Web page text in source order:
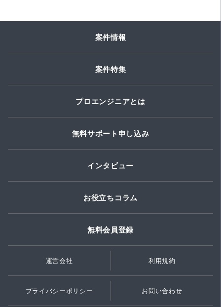
案件情報
案件特集
プロエンジニアとは
無料サポート申し込み
インタビュー
お役立ちコラム
無料会員登録
運営会社 利用規約
プライバシーポリシー お問い合わせ